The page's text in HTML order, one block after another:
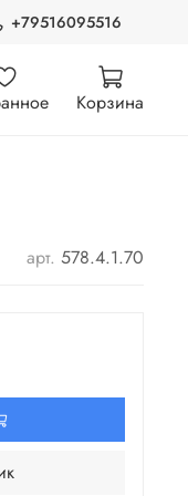
+79516095516
Корзина
арт. 578.4.1.70